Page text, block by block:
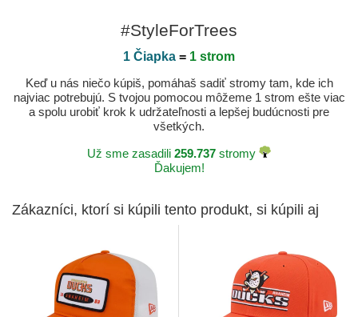
#StyleForTrees
1 Čiapka = 1 strom
Keď u nás niečo kúpiš, pomáhaš sadiť stromy tam, kde ich
najviac potrebujú. S tvojou pomocou môžeme 1 strom ešte viac
a spolu urobiť krok k udržateľnosti a lepšej budúcnosti pre
všetkých.
Už sme zasadili 259.737 stromy
Ďakujem!
Zákazníci, ktorí si kúpili tento produkt, si kúpili aj